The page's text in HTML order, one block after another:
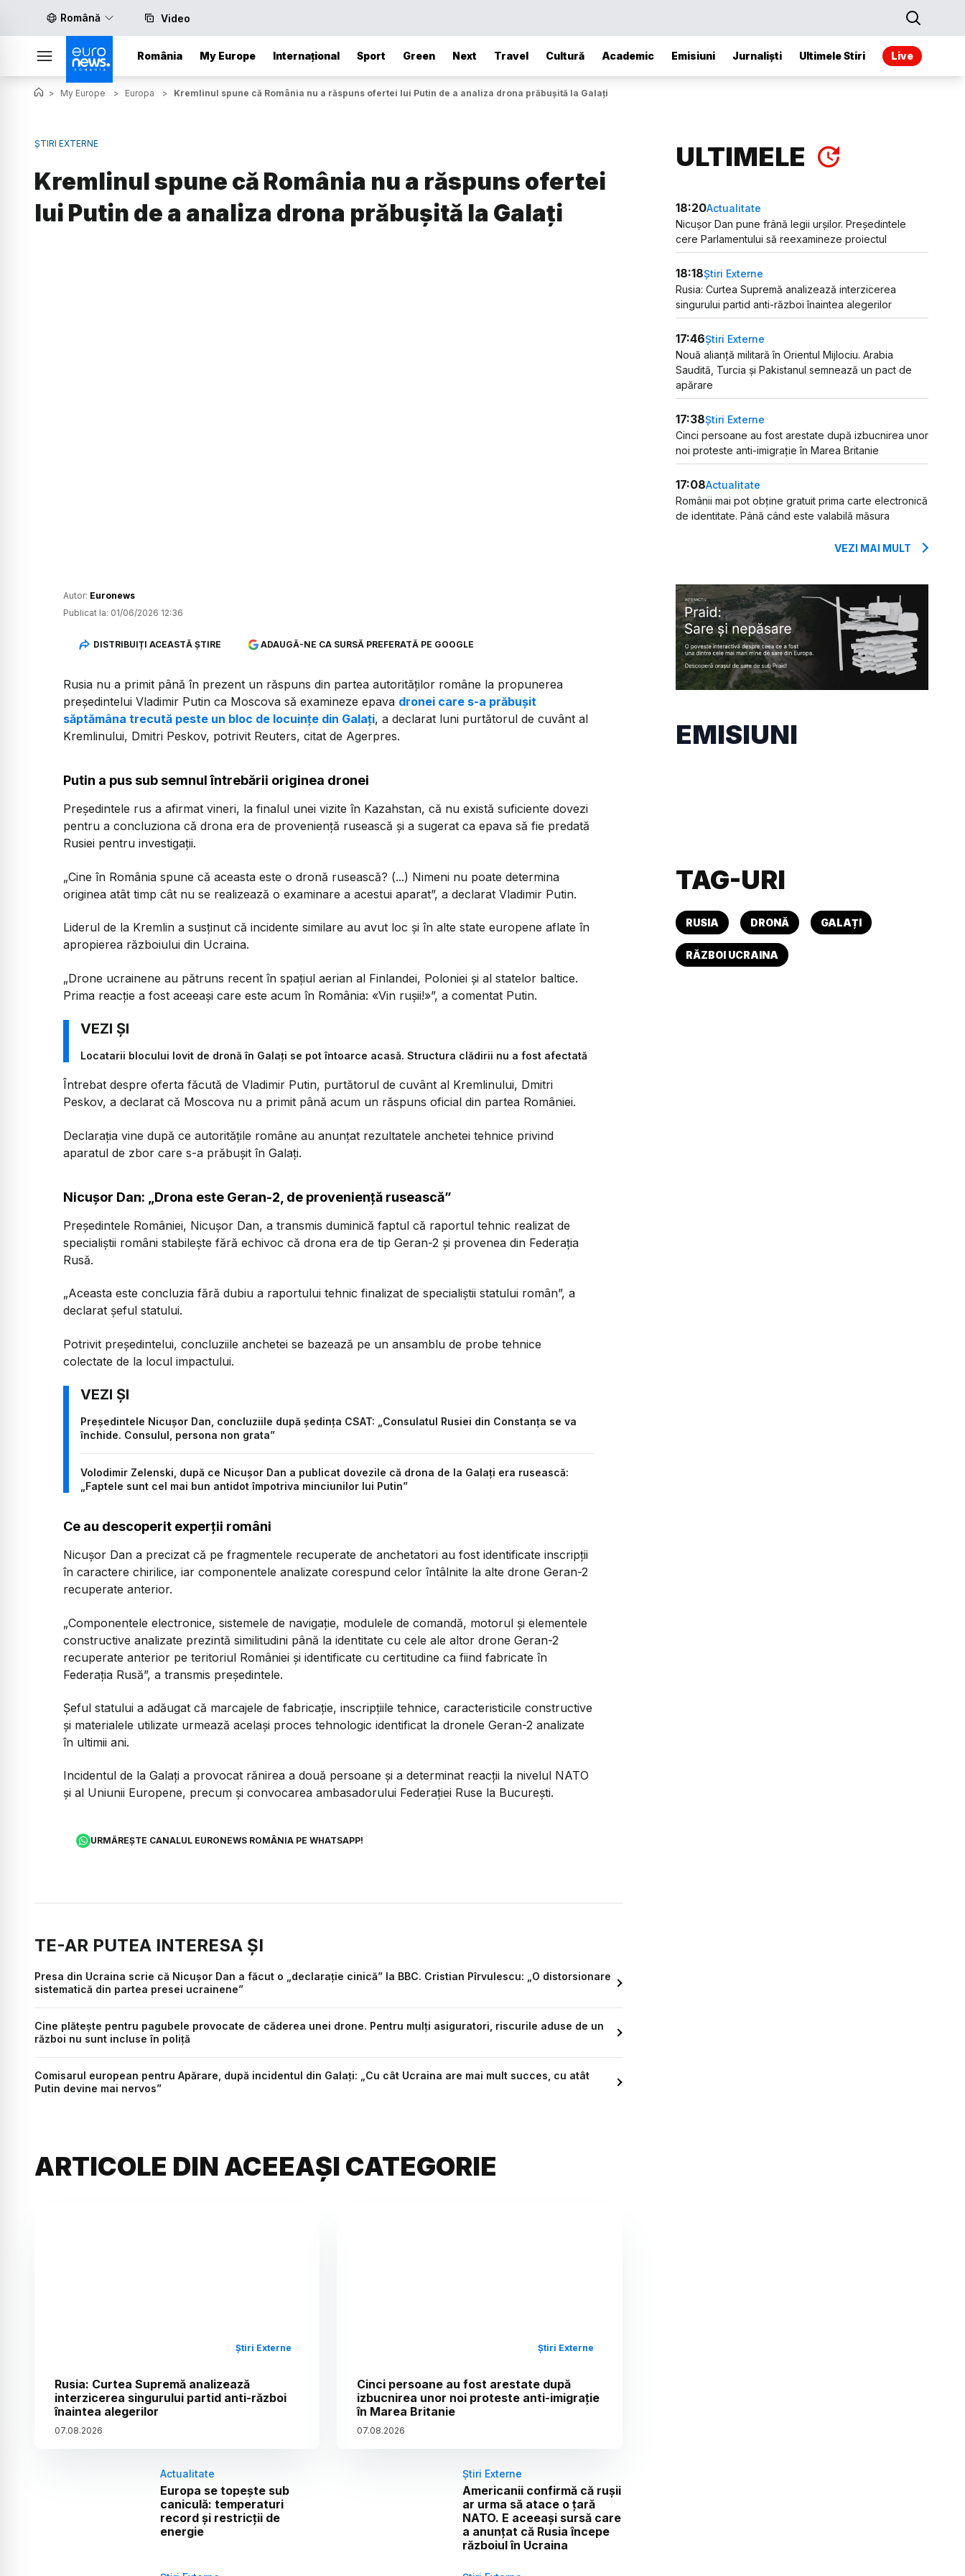
Română Video
România My Europe Internațional Sport Green Next Travel Cultură Academic Emisiuni Jurnaliști Ultimele Stiri Live
> My Europe > Europa > Kremlinul spune că România nu a răspuns ofertei lui Putin de a analiza drona prăbușită la Galați
ȘTIRI EXTERNE
Kremlinul spune că România nu a răspuns ofertei
lui Putin de a analiza drona prăbușită la Galați
Autor: Euronews
Publicat la: 01/06/2026 12:36
DISTRIBUIȚI ACEASTĂ ȘTIRE ADAUGĂ-NE CA SURSĂ PREFERATĂ PE GOOGLE
Rusia nu a primit până în prezent un răspuns din partea autorităților române la propunerea
președintelui Vladimir Putin ca Moscova să examineze epava dronei care s-a prăbușit
săptămâna trecută peste un bloc de locuințe din Galați, a declarat luni purtătorul de cuvânt al
Kremlinului, Dmitri Peskov, potrivit Reuters, citat de Agerpres.
Putin a pus sub semnul întrebării originea dronei
Președintele rus a afirmat vineri, la finalul unei vizite în Kazahstan, că nu există suficiente dovezi
pentru a concluziona că drona era de proveniență rusească și a sugerat ca epava să fie predată
Rusiei pentru investigații.
„Cine în România spune că aceasta este o dronă rusească? (...) Nimeni nu poate determina
originea atât timp cât nu se realizează o examinare a acestui aparat”, a declarat Vladimir Putin.
Liderul de la Kremlin a susținut că incidente similare au avut loc și în alte state europene aflate în
apropierea războiului din Ucraina.
„Drone ucrainene au pătruns recent în spațiul aerian al Finlandei, Poloniei și al statelor baltice.
Prima reacție a fost aceeași care este acum în România: «Vin rușii!»”, a comentat Putin.
Locatarii blocului lovit de dronă în Galați se pot întoarce acasă. Structura clădirii nu a fost afectată
Întrebat despre oferta făcută de Vladimir Putin, purtătorul de cuvânt al Kremlinului, Dmitri
Peskov, a declarat că Moscova nu a primit până acum un răspuns oficial din partea României.
Declarația vine după ce autoritățile române au anunțat rezultatele anchetei tehnice privind
aparatul de zbor care s-a prăbușit în Galați.
Nicușor Dan: „Drona este Geran-2, de proveniență rusească”
Președintele României, Nicușor Dan, a transmis duminică faptul că raportul tehnic realizat de
specialiștii români stabilește fără echivoc că drona era de tip Geran-2 și provenea din Federația
Rusă.
„Aceasta este concluzia fără dubiu a raportului tehnic finalizat de specialiștii statului român”, a
declarat șeful statului.
Potrivit președintelui, concluziile anchetei se bazează pe un ansamblu de probe tehnice
colectate de la locul impactului.
Președintele Nicușor Dan, concluziile după ședința CSAT: „Consulatul Rusiei din Constanța se va
închide. Consulul, persona non grata”
Volodimir Zelenski, după ce Nicușor Dan a publicat dovezile că drona de la Galați era rusească:
„Faptele sunt cel mai bun antidot împotriva minciunilor lui Putin”
Ce au descoperit experții români
Nicuşor Dan a precizat că pe fragmentele recuperate de anchetatori au fost identificate inscripții
în caractere chirilice, iar componentele analizate corespund celor întâlnite la alte drone Geran-2
recuperate anterior.
„Componentele electronice, sistemele de navigație, modulele de comandă, motorul și elementele
constructive analizate prezintă similitudini până la identitate cu cele ale altor drone Geran-2
recuperate anterior pe teritoriul României și identificate cu certitudine ca fiind fabricate în
Federația Rusă”, a transmis președintele.
Șeful statului a adăugat că marcajele de fabricație, inscripțiile tehnice, caracteristicile constructive
și materialele utilizate urmează același proces tehnologic identificat la dronele Geran-2 analizate
în ultimii ani.
Incidentul de la Galați a provocat rănirea a două persoane și a determinat reacții la nivelul NATO
și al Uniunii Europene, precum și convocarea ambasadorului Federației Ruse la București.
URMĂREȘTE CANALUL EURONEWS ROMÂNIA PE WHATSAPP!
TE-AR PUTEA INTERESA ȘI
Presa din Ucraina scrie că Nicușor Dan a făcut o „declarație cinică” la BBC. Cristian Pîrvulescu: „O distorsionare
sistematică din partea presei ucrainene”
Cine plătește pentru pagubele provocate de căderea unei drone. Pentru mulți asiguratori, riscurile aduse de un
război nu sunt incluse în poliță
Comisarul european pentru Apărare, după incidentul din Galați: „Cu cât Ucraina are mai mult succes, cu atât
Putin devine mai nervos”
ARTICOLE DIN ACEEAȘI CATEGORIE
Știri Externe
Rusia: Curtea Supremă analizează
interzicerea singurului partid anti-război
înaintea alegerilor
07.08.2026
Știri Externe
Cinci persoane au fost arestate după
izbucnirea unor noi proteste anti-imigrație
în Marea Britanie
07.08.2026
Actualitate
Europa se topește sub
caniculă: temperaturi
record și restricții de
energie
Știri Externe
Americanii confirmă că rușii
ar urma să atace o țară
NATO. E aceeași sursă care
a anunțat că Rusia începe
războiul în Ucraina
ULTIMELE
18:20Actualitate
Nicușor Dan pune frână legii urșilor. Președintele
cere Parlamentului să reexamineze proiectul
18:18Știri Externe
Rusia: Curtea Supremă analizează interzicerea
singurului partid anti-război înaintea alegerilor
17:46Știri Externe
Nouă alianță militară în Orientul Mijlociu. Arabia
Saudită, Turcia și Pakistanul semnează un pact de
apărare
17:38Știri Externe
Cinci persoane au fost arestate după izbucnirea unor
noi proteste anti-imigrație în Marea Britanie
17:08Actualitate
Românii mai pot obține gratuit prima carte electronică
de identitate. Până când este valabilă măsura
VEZI MAI MULT
EMISIUNI
TAG-URI
RUSIA DRONĂ GALAȚI
RĂZBOI UCRAINA